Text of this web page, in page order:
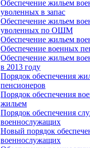
Обеспечение жильем
уволенных в запас
Обеспечение жильем
уволенных по ОШМ
Обеспечение жильем
Обеспечение военных
Обеспечение жильем
в 2013 году
Порядок обеспечения
пенсионеров
Порядок обеспечения
жильем
Порядок обеспечения
военнослужащих
Новый порядок
военнослужащих